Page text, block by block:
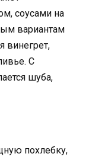
соусами на
вариантам
винегрет,
С
шуба,
похлебку,